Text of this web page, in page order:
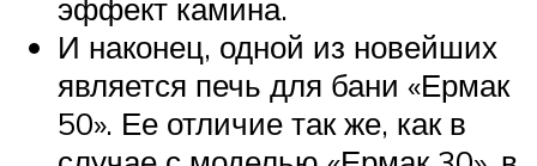
эффект камина.
И наконец, одной из новейших
является печь для бани «Ермак
50». Ее отличие так же, как в